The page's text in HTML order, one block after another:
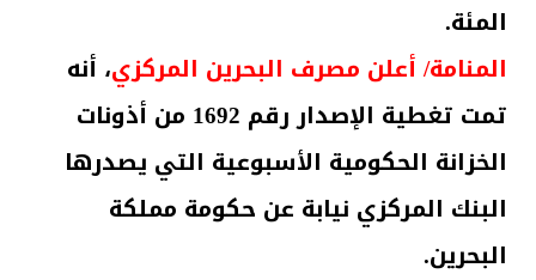
المئة.
المنامة/ أعلن مصرف البحرين المركزي، أنه
تمت تغطية الإصدار رقم 1692 من أذونات
الخزانة الحكومية الأسبوعية التي يصدرها
البنك المركزي نيابة عن حكومة مملكة
البحرين.